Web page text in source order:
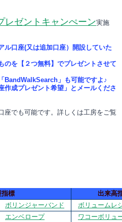
レゼントキャンぺーン実施
ル口座(又は追加口座）開設していた
のを【２つ無料】でプレゼントさせて
BandWalkSearch」も可能ですよ♪
作成プレゼント希望」とメールくださ
でも可能です。詳しくは工房をご覧
指標
出来高
ボリンジャーバンド
ボリュームレ
エンベロープ ワコーボリュ